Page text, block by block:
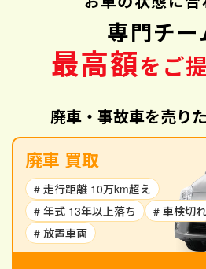
専門チー
最高額をご
廃車・事故車を売り
廃車 買取
# 走行距離 10万km超え
# 年式 13年以上落ち
# 車検切れ
# 放置車両